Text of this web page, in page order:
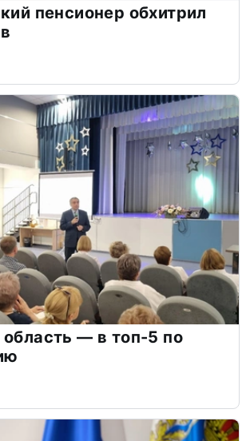
пенсионер обхитрил
— в топ-5 по